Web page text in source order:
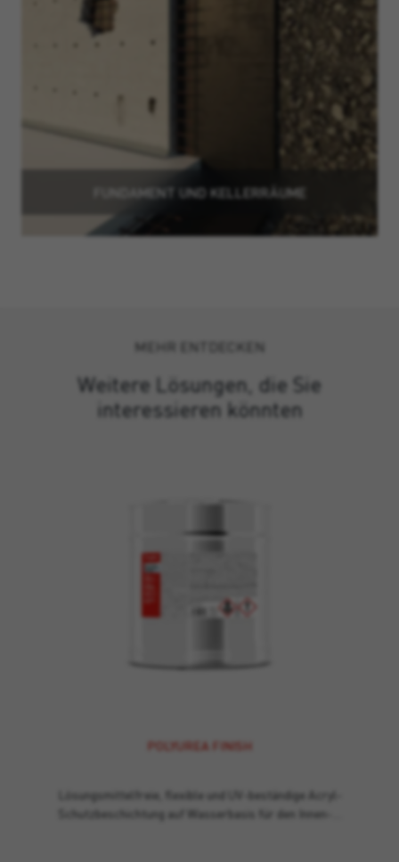
FUNDAMENT UND KELLERRÄUME
MEHR ENTDECKEN
Weitere Lösungen, die Sie
interessieren könnten
POLYUREA FINISH
Lösungsmittelfreie, flexible und UV-beständige Acryl-
Schutzbeschichtung auf Wasserbasis für den Innen-…